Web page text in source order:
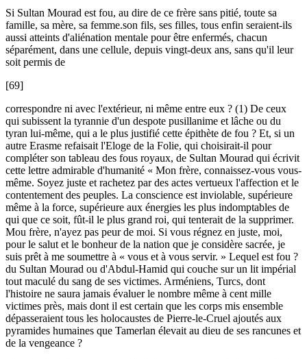
Si Sultan Mourad est fou, au dire de ce frère sans pitié, toute sa
famille, sa mère, sa femme.son fils, ses filles, tous enfin seraient-ils
aussi atteints d'aliénation mentale pour être enfermés, chacun
séparément, dans une cellule, depuis vingt-deux ans, sans qu'il leur
soit permis de
[69]
correspondre ni avec l'extérieur, ni même entre eux ? (1) De ceux
qui subissent la tyrannie d'un despote pusillanime et lâche ou du
tyran lui-même, qui a le plus justifié cette épithète de fou ? Et, si un
autre Erasme refaisait l'Eloge de la Folie, qui choisirait-il pour
compléter son tableau des fous royaux, de Sultan Mourad qui écrivit
cette lettre admirable d'humanité « Mon frère, connaissez-vous vous-
même. Soyez juste et rachetez par des actes vertueux l'affection et le
contentement des peuples. La conscience est inviolable, supérieure
même à la force, supérieure aux énergies les plus indomptables de
qui que ce soit, fût-il le plus grand roi, qui tenterait de la supprimer.
Mou frère, n'ayez pas peur de moi. Si vous régnez en juste, moi,
pour le salut et le bonheur de la nation que je considère sacrée, je
suis prêt à me soumettre à « vous et à vous servir. » Lequel est fou ?
du Sultan Mourad ou d'Abdul-Hamid qui couche sur un lit impérial
tout maculé du sang de ses victimes. Arméniens, Turcs, dont
l'histoire ne saura jamais évaluer le nombre même à cent mille
victimes près, mais dont il est certain que les corps mis ensemble
dépasseraient tous les holocaustes de Pierre-le-Cruel ajoutés aux
pyramides humaines que Tamerlan élevait au dieu de ses rancunes et
de la vengeance ?